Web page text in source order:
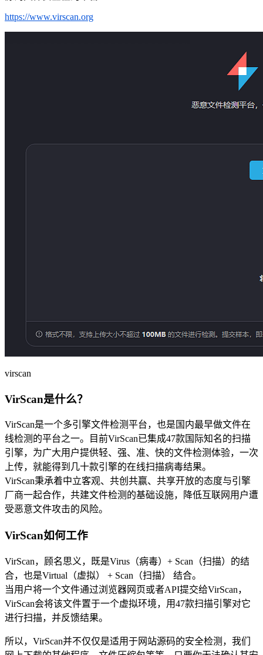
https://www.virscan.org
virscan
VirScan是什么？
VirScan是一个多引擎文件检测平台，也是国内最早做文件在
线检测的平台之一。目前VirScan已集成47款国际知名的扫描
引擎，为广大用户提供轻、强、准、快的文件检测体验，一次
上传，就能得到几十款引擎的在线扫描病毒结果。
VirScan秉承着中立客观、共创共赢、共享开放的态度与引擎
厂商一起合作，共建文件检测的基础设施，降低互联网用户遭
受恶意文件攻击的风险。
VirScan如何工作
VirScan，顾名思义，既是Virus（病毒）+ Scan（扫描）的结
合，也是Virtual（虚拟） + Scan（扫描） 结合。
当用户将一个文件通过浏览器网页或者API提交给VirScan，
VirScan会将该文件置于一个虚拟环境，用47款扫描引擎对它
进行扫描，并反馈结果。
所以，VirScan并不仅仅是适用于网站源码的安全检测，我们